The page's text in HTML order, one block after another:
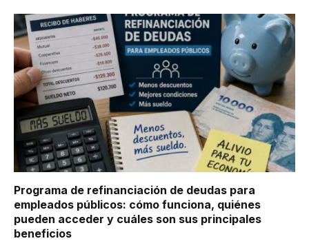
Programa de refinanciación de deudas para
empleados públicos: cómo funciona, quiénes
pueden acceder y cuáles son sus principales
beneficios